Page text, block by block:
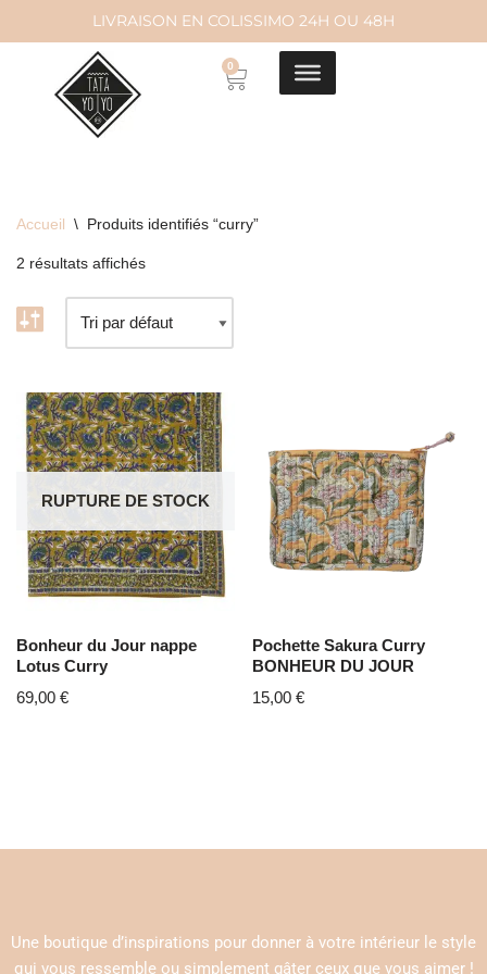
contenu
LIVRAISON EN COLISSIMO 24H OU 48H
0
Accueil \ Produits identifiés “curry”
2 résultats affichés
RUPTURE DE STOCK
Bonheur du Jour nappe
Lotus Curry
69,00 €
Pochette Sakura Curry
BONHEUR DU JOUR
15,00€
Une boutique d’inspirations pour donner à votre intérieur le style
qui vous ressemble ou simplement gâter ceux que vous aimer !